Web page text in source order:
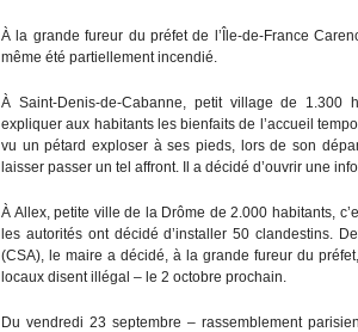
À la grande fureur du préfet de l’Île-de-France
même été partiellement incendié.
À Saint-Denis-de-Cabanne, petit village de 1.300
expliquer aux habitants les bienfaits de l’accueil
vu un pétard exploser à ses pieds, lors de son
laisser passer un tel affront. Il a décidé d’ouvrir une
À Allex, petite ville de la Drôme de 2.000 habitants,
les autorités ont décidé d’installer 50 clandestins.
(CSA), le maire a décidé, à la grande fureur du
locaux disent illégal – le 2 octobre prochain.
Du vendredi 23 septembre – rassemblement